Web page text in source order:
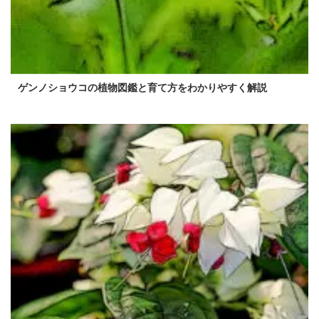
ゲンノショウコの植物図鑑と育て方をわかりやすく解説